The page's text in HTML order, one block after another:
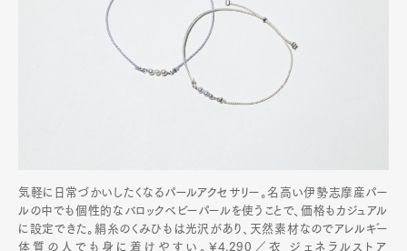
気軽に日常づかいしたくなるパールアクセサリー。名高い伊勢志摩産パー
ルの中でも個性的なバロックベビーパールを使うことで、価格もカジュアル
に設定できた。絹糸のくみひもは光沢があり、天然素材なのでアレルギー
体質の人でも身に着けやすい。¥4,290／衣 ジェネラルストア